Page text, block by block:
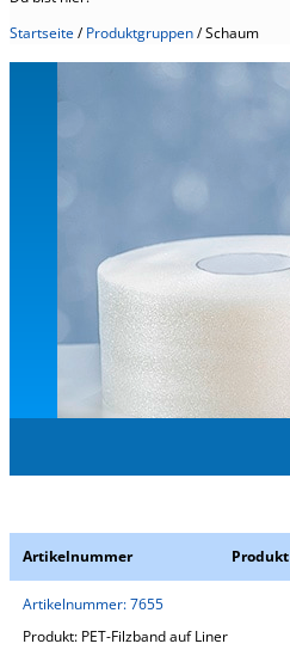
Startseite/Produktgruppen/Schaum
Artikelnummer Produkt
Artikelnummer:7655
Produkt: PET-Filzband auf Liner